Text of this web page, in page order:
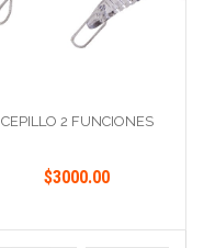
CEPILLO 2 FUNCIONES
$3000.00